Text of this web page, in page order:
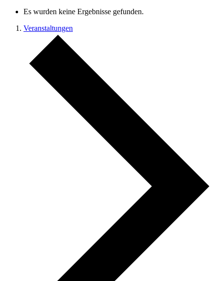
Es wurden keine Ergebnisse gefunden.
Veranstaltungen